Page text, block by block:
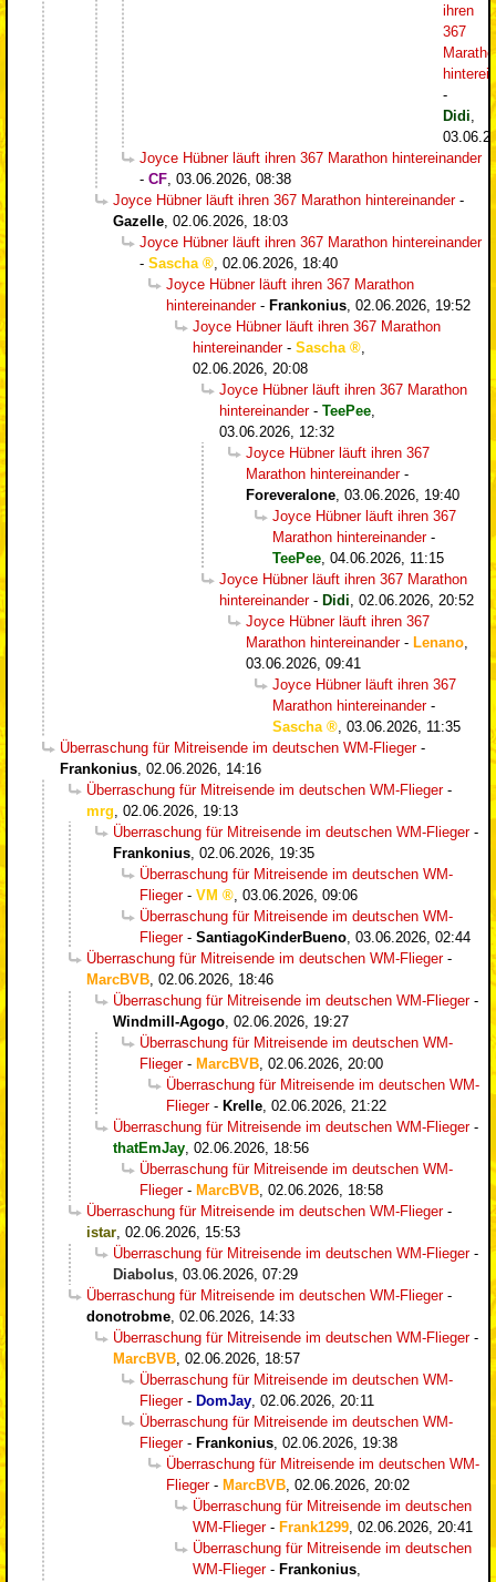
ihren
367
-
Didi
Joyce Hübner läuft ihren 367 Marathon hintereinander
- CF 03.06.2026, 08:38
Joyce Hübner läuft ihren 367 Marathon hintereinander-
Gazelle 02.06.2026, 18:03
Joyce Hübner läuft ihren 367 Marathon hintereinander
- Sascha
02.06.2026, 18:40
Joyce Hübner läuft ihren 367 Marathon
hintereinander- Frankonius 02.06.2026, 19:52
Joyce Hübner läuft ihren 367 Marathon
hintereinander- Sascha
02.06.2026, 20:08
Joyce Hübner läuft ihren 367 Marathon
hintereinander- TeePee
03.06.2026, 12:32
Joyce Hübner läuft ihren 367
Marathon hintereinander-
Foreveralone 03.06.2026, 19:40
Joyce Hübner läuft ihren 367
Marathon hintereinander-
TeePee 04.06.2026, 11:15
Joyce Hübner läuft ihren 367 Marathon
hintereinander- Didi 02.06.2026, 20:52
Joyce Hübner läuft ihren 367
Marathon hintereinander- Lenano
03.06.2026, 09:41
Joyce Hübner läuft ihren 367
Marathon hintereinander-
Sascha
03.06.2026, 11:35
Überraschung für Mitreisende im deutschen WM-Flieger-
Frankonius 02.06.2026, 14:16
Überraschung für Mitreisende im deutschen WM-Flieger-
mrg 02.06.2026, 19:13
Überraschung für Mitreisende im deutschen WM-Flieger-
Frankonius 02.06.2026, 19:35
Überraschung für Mitreisende im deutschen WM-
Flieger- VM
03.06.2026, 09:06
Überraschung für Mitreisende im deutschen WM-
Flieger- SantiagoKinderBueno 03.06.2026, 02:44
Überraschung für Mitreisende im deutschen WM-Flieger-
MarcBVB 02.06.2026, 18:46
Überraschung für Mitreisende im deutschen WM-Flieger-
Windmill-Agogo 02.06.2026, 19:27
Überraschung für Mitreisende im deutschen WM-
Flieger- MarcBVB 02.06.2026, 20:00
Überraschung für Mitreisende im deutschen WM-
Flieger- Krelle 02.06.2026, 21:22
Überraschung für Mitreisende im deutschen WM-Flieger-
thatEmJay 02.06.2026, 18:56
Überraschung für Mitreisende im deutschen WM-
Flieger- MarcBVB 02.06.2026, 18:58
Überraschung für Mitreisende im deutschen WM-Flieger-
istar 02.06.2026, 15:53
Überraschung für Mitreisende im deutschen WM-Flieger-
Diabolus 03.06.2026, 07:29
Überraschung für Mitreisende im deutschen WM-Flieger-
donotrobme 02.06.2026, 14:33
Überraschung für Mitreisende im deutschen WM-Flieger-
MarcBVB 02.06.2026, 18:57
Überraschung für Mitreisende im deutschen WM-
Flieger- DomJay 02.06.2026, 20:11
Überraschung für Mitreisende im deutschen WM-
Flieger- Frankonius 02.06.2026, 19:38
Überraschung für Mitreisende im deutschen WM-
Flieger- MarcBVB 02.06.2026, 20:02
Überraschung für Mitreisende im deutschen
WM-Flieger- Frank1299 02.06.2026, 20:41
Überraschung für Mitreisende im deutschen
WM-Flieger- Frankonius